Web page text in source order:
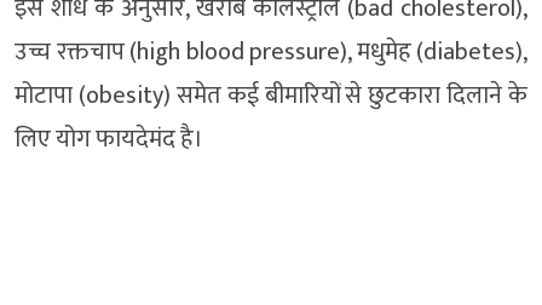
इस शोध के अनुसार, खराब कोलेस्ट्रॉल (bad cholesterol),
उच्च रक्तचाप (high blood pressure), मधुमेह (diabetes),
मोटापा (obesity) समेत कई बीमारियों से छुटकारा दिलाने के
लिए योग फायदेमंद है।